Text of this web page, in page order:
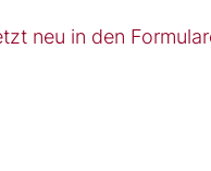
neu in den